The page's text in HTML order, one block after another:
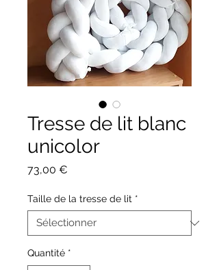
Tresse de lit blanc
unicolor
73,00 €
Taille de la tresse de lit *
Quantité *